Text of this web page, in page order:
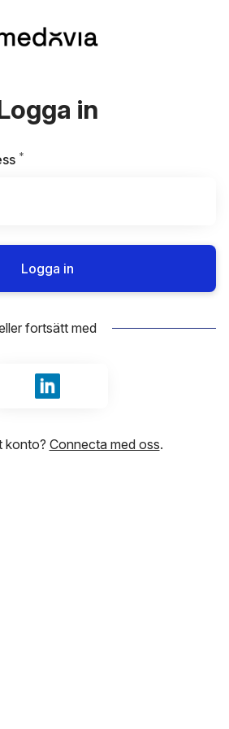
in
*
Logga in
fortsätt med
Logga in med LinkedIn
konto? Connecta med oss.